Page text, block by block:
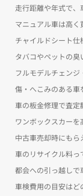
走行距離や年式で、
マニュアル車は高く
チャイルドシート仕
タバコやペットの臭
フルモデルチェン
傷・へこみのある
車の板金修理で査定
ワンボックスカー
中古車売却時にも
車のリサイクル料っ
都会への引っ越しで
車検費用の目安はど